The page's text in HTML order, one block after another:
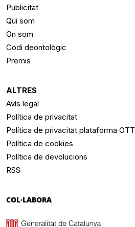
Publicitat
Qui som
On som
Codi deontològic
Premis
ALTRES
Avís legal
Política de privacitat
Política de privacitat plataforma OTT
Política de cookies
Política de devolucions
RSS
COL·LABORA